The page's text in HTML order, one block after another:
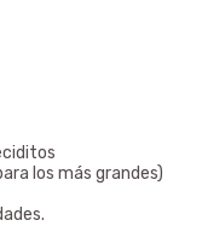
los más grandes)